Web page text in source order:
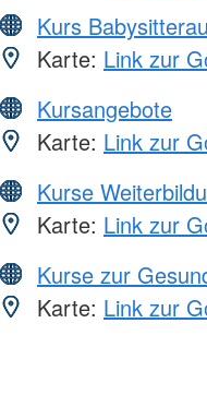
Kurs
Karte: Link zur
Kursangebote
Karte: Link zur
Kurse
Karte: Link zur
Kurse zur
Karte: Link zur